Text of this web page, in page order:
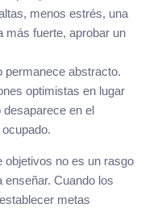
menos estrés, una
más fuerte, aprobar un
permanece abstracto.
optimistas en lugar
desaparece en el
objetivos no es un rasgo
enseñar. Cuando los
metas